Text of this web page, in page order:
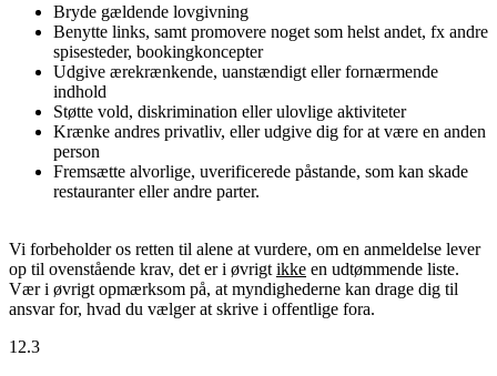
Bryde gældende lovgivning
Benytte links, samt promovere noget som helst andet, fx andre
spisesteder, bookingkoncepter
Udgive ærekrænkende, uanstændigt eller fornærmende
indhold
Støtte vold, diskrimination eller ulovlige aktiviteter
Krænke andres privatliv, eller udgive dig for at være en anden
person
Fremsætte alvorlige, uverificerede påstande, som kan skade
restauranter eller andre parter.
Vi forbeholder os retten til alene at vurdere, om en anmeldelse lever
op til ovenstående krav, det er i øvrigt ikke en udtømmende liste.
Vær i øvrigt opmærksom på, at myndighederne kan drage dig til
ansvar for, hvad du vælger at skrive i offentlige fora.
12.3